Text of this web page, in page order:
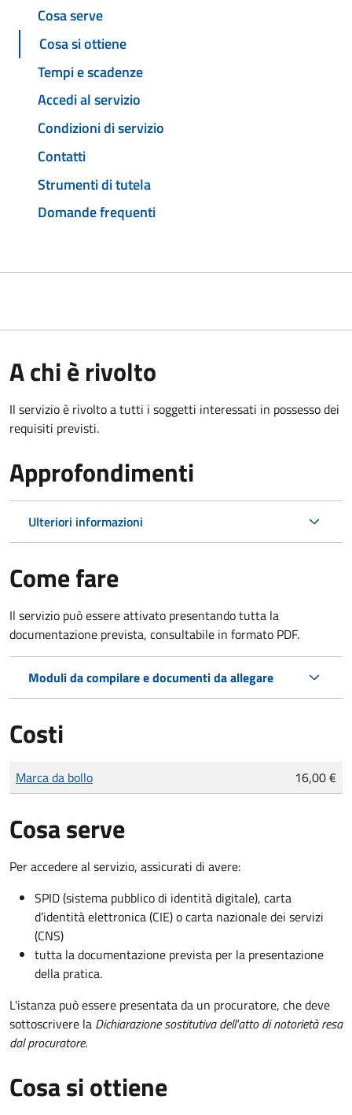
Cosa serve
Cosa si ottiene
Tempi e scadenze
Accedi al servizio
Condizioni di servizio
Contatti
Strumenti di tutela
Domande frequenti
A chi è rivolto
Il servizio è rivolto a tutti i soggetti interessati in possesso dei
requisiti previsti.
Approfondimenti
Ulteriori informazioni
Come fare
Il servizio può essere attivato presentando tutta la
documentazione prevista, consultabile in formato PDF.
Moduli da compilare e documenti da allegare
Costi
Tipo di pagamento
Importo
Marca da bollo 16,00 €
Cosa serve
Per accedere al servizio, assicurati di avere:
SPID (sistema pubblico di identità digitale), carta
d’identità elettronica (CIE) o carta nazionale dei servizi
(CNS)
tutta la documentazione prevista per la presentazione
della pratica.
L'istanza può essere presentata da un procuratore, che deve
sottoscrivere la Dichiarazione sostitutiva dell'atto di notorietà resa
dal procuratore.
Cosa si ottiene